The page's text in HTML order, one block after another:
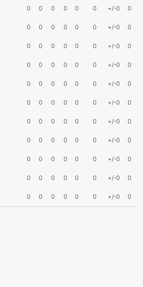
0 0 0 0 0 0 +/-0 0
0 0 0 0 0 0 +/-0 0
0 0 0 0 0 0 +/-0 0
0 0 0 0 0 0 +/-0 0
0 0 0 0 0 0 +/-0 0
0 0 0 0 0 0 +/-0 0
0 0 0 0 0 0 +/-0 0
0 0 0 0 0 0 +/-0 0
0 0 0 0 0 0 +/-0 0
0 0 0 0 0 0 +/-0 0
0 0 0 0 0 0 +/-0 0